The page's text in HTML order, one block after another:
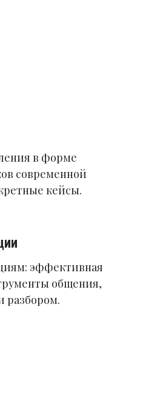
в форме
современной
кейсы.
эффективная
общения,
разбором.